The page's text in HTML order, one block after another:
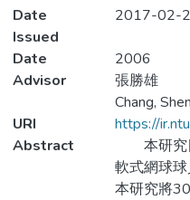
Date
Issued
2017-02-
Date
2006
Advisor
張勝雄
Chang,
URI
https://
Abstract
本研究
軟式網球球
本研究將